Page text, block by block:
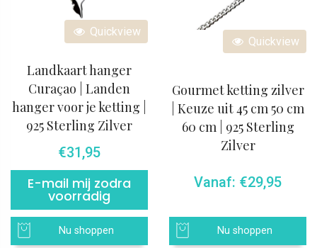
Quickview
Landkaart hanger
Curaçao | Landen
hanger voor je ketting |
925 Sterling Zilver
€31,95
E-mail mij zodra
voorradig
Nu shoppen
Quickview
Gourmet ketting zilver
| Keuze uit 45 cm 50 cm
60 cm | 925 Sterling
Zilver
Vanaf: €29,95
Nu shoppen